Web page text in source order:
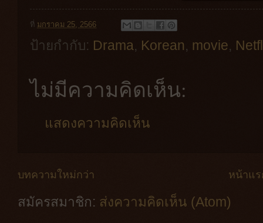
ที่ มกราคม 25, 2566
ป้ายกำกับ: Drama, Korean, movie,
ไม่มีความคิดเห็น:
แสดงความคิดเห็น
บทความใหม่กว่า หน้าแร
สมัครสมาชิก: ส่งความคิดเห็น (Atom)